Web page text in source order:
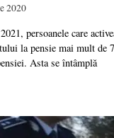
2020
persoanele care
la pensie mai mult de
Asta se întâmplă